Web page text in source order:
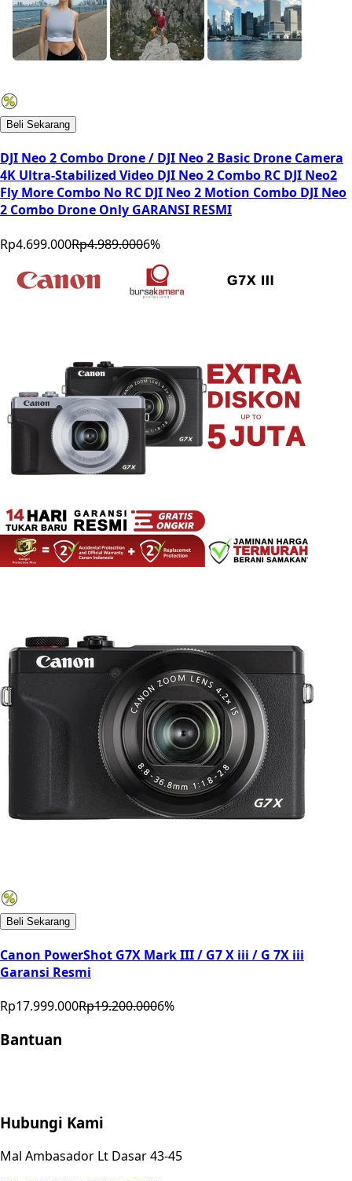
Beli Sekarang
DJI Neo 2 Combo Drone / DJI Neo 2 Basic Drone Camera
4K Ultra-Stabilized Video DJI Neo 2 Combo RC DJI Neo2
Fly More Combo No RC DJI Neo 2 Motion Combo DJI Neo
2 Combo Drone Only GARANSI RESMI
Rp4.699.000Rp4.989.0006%
Beli Sekarang
Canon PowerShot G7X Mark III / G7 X iii / G 7X iii
Garansi Resmi
Rp17.999.000Rp19.200.0006%
Bantuan
Hubungi Kami
Mal Ambasador Lt Dasar 43-45